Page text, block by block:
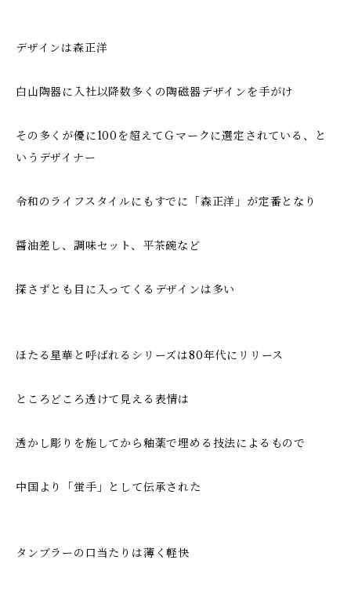
デザインは森正洋
白山陶器に入社以降数多くの陶磁器デザインを手がけ
その多くが優に100を超えてＧマークに選定されている、と
いうデザイナー
令和のライフスタイルにもすでに「森正洋」が定番となり
醤油差し、調味セット、平茶碗など
探さずとも目に入ってくるデザインは多い
ほたる星華と呼ばれるシリーズは80年代にリリース
ところどころ透けて見える表情は
透かし彫りを施してから釉薬で埋める技法によるもので
中国より「蛍手」として伝承された
タンブラーの口当たりは薄く軽快